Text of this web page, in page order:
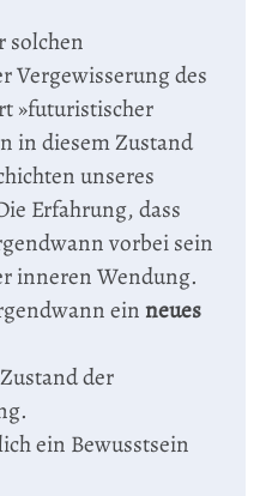
solchen
Vergewisserung des
»futuristischer
in diesem Zustand
unseres
Erfahrung, dass
vorbei sein
inneren Wendung.
einneues
der
ein Bewusstsein